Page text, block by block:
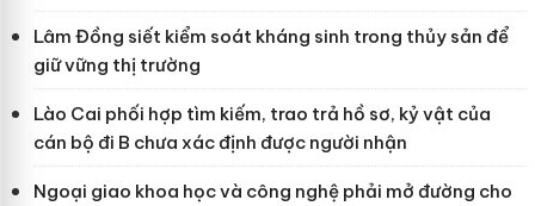
Lâm Đồng siết kiểm soát kháng sinh trong thủy sản để
giữ vững thị trường
Lào Cai phối hợp tìm kiếm, trao trả hồ sơ, kỷ vật của
cán bộ đi B chưa xác định được người nhận
Ngoại giao khoa học và công nghệ phải mở đường cho